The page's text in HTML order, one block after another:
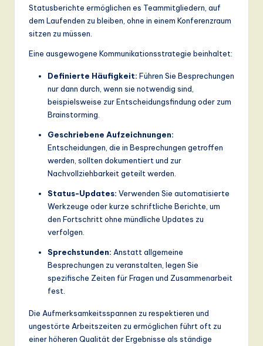
Statusberichte ermöglichen es Teammitgliedern, auf
dem Laufenden zu bleiben, ohne in einem Konferenzraum
sitzen zu müssen.
Eine ausgewogene Kommunikationsstrategie beinhaltet:
Definierte Häufigkeit: Führen Sie Besprechungen
nur dann durch, wenn sie notwendig sind,
beispielsweise zur Entscheidungsfindung oder zum
Brainstorming.
Geschriebene Aufzeichnungen:
Entscheidungen, die in Besprechungen getroffen
werden, sollten dokumentiert und zur
Nachvollziehbarkeit geteilt werden.
Status-Updates: Verwenden Sie automatisierte
Werkzeuge oder kurze schriftliche Berichte, um
den Fortschritt ohne mündliche Updates zu
verfolgen.
Sprechstunden: Anstatt allgemeine
Besprechungen zu veranstalten, legen Sie
spezifische Zeiten für Fragen und Zusammenarbeit
fest.
Die Aufmerksamkeitsspannen zu respektieren und
ungestörte Arbeitszeiten zu ermöglichen führt oft zu
einer höheren Qualität der Ergebnisse als ständige